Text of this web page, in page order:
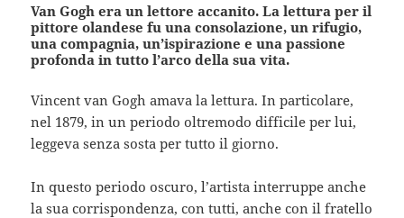
Van Gogh era un lettore accanito. La lettura per il
pittore olandese fu una consolazione, un rifugio,
una compagnia, un’ispirazione e una passione
profonda in tutto l’arco della sua vita.
Vincent van Gogh amava la lettura. In particolare,
nel 1879, in un periodo oltremodo difficile per lui,
leggeva senza sosta per tutto il giorno.
In questo periodo oscuro, l’artista interruppe anche
la sua corrispondenza, con tutti, anche con il fratello